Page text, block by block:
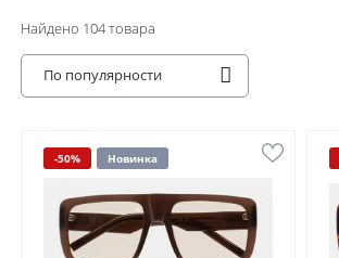
Найдено 104товара
По популярности
-50% Новинка